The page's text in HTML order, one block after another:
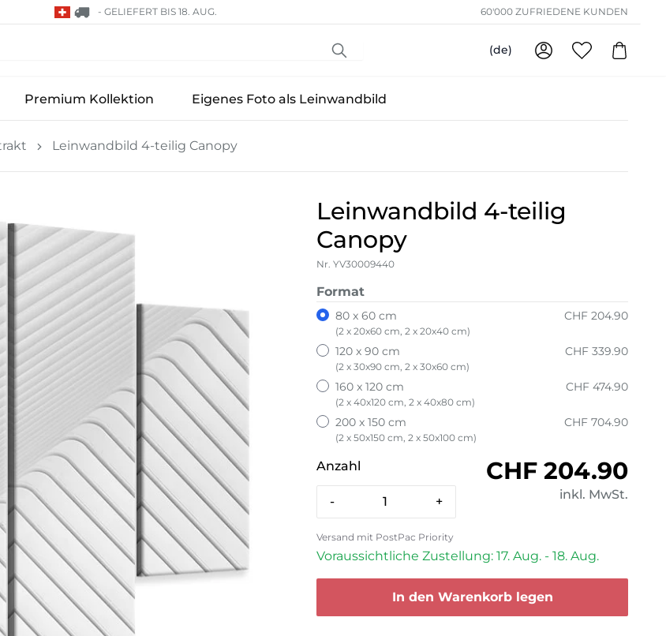
- GELIEFERT BIS 18. AUG. 60'000 ZUFRIEDENE KUNDEN
(de)
Premium Kollektion Eigenes Foto als Leinwandbild
Leinwandbild 4-teilig Canopy
Leinwandbild 4-teilig
Canopy
Nr. YV30009440
Format
80 x 60 cm
(2 x 20x60 cm, 2 x 20x40 cm)
CHF 204.90
120 x 90 cm
(2 x 30x90 cm, 2 x 30x60 cm)
CHF 339.90
160 x 120 cm
(2 x 40x120 cm, 2 x 40x80 cm)
CHF 474.90
200 x 150 cm
(2 x 50x150 cm, 2 x 50x100 cm)
CHF 704.90
Anzahl
- +
Normaler
CHF 204.90
inkl. MwSt.
Versand mit PostPac Priority
Voraussichtliche Zustellung: 17. Aug. - 18. Aug.
In den Warenkorb legen